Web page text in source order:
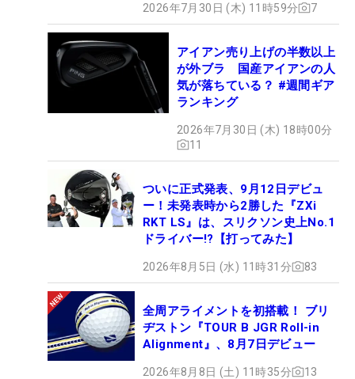
2026年7月30日 (木) 11時59分 7
アイアン売り上げの半数以上
が外ブラ 国産アイアンの人
気が落ちている？ #週間ギア
ランキング
2026年7月30日 (木) 18時00分
11
ついに正式発表、9月12日デビュ
ー！未発表時から2勝した『ZXi
RKT LS』は、スリクソン史上No.1
ドライバー!?【打ってみた】
2026年8月5日 (水) 11時31分 83
全周アライメントを初搭載！ ブリ
ヂストン『TOUR B JGR Roll-in
Alignment』、8月7日デビュー
2026年8月8日 (土) 11時35分 13